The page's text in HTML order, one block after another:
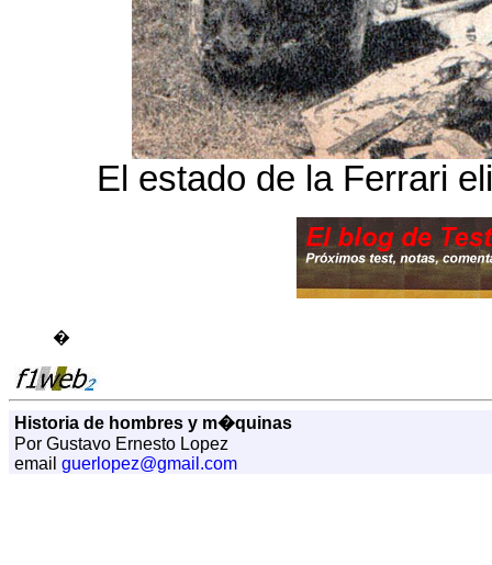
El estado de la Ferrari
�
Historia de hombres y m�quinas
Por Gustavo Ernesto Lopez
email guerlopez@gmail.com